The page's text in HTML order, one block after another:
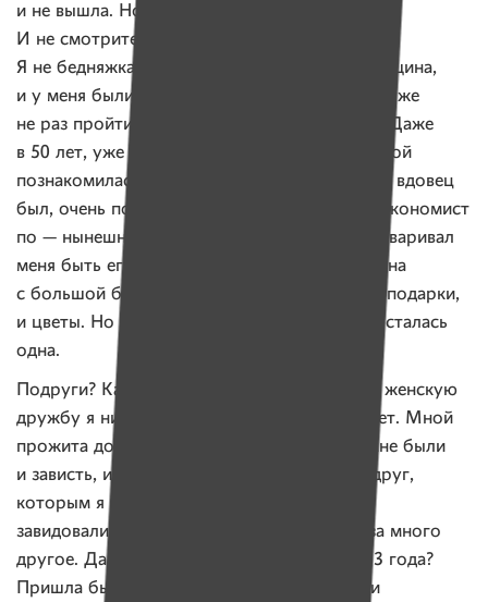
и не вышла. Но я не монашка, не думайте.
И не смотрите на меня как на бедняжку.
Я не бедняжка. Я была очень интересная женщина,
и у меня были поклонники. Я вообще могла уже
не раз пройти через загс, но вот не прошла. Даже
в 50 лет, уже в Минске, я с хорошим мужчиной
познакомилась, тоже могла выйти замуж. Он вдовец
был, очень порядочный человек. Плановик, экономист
по — нынешнему. Ох, он очень усиленно уговаривал
меня быть его женой. И ведь это был мужчина
с большой буквы, с его стороны были бы и подарки,
и цветы. Но он умер вскорости. И я снова осталась
одна.
Подруги? Какие подруги? Зачем мне они? В женскую
дружбу я никогда не верила, а ее и не бывает. Мной
прожита долгая жизнь, по отношению ко мне были
и зависть, и предательство, даже от тех подруг,
которым я сделала много добра. Страшно
завидовали — и за то, что я умела жить, и за много
другое. Да и какая может быть дружба в 93 года?
Пришла бы ко мне какая-нибудь тетеря или